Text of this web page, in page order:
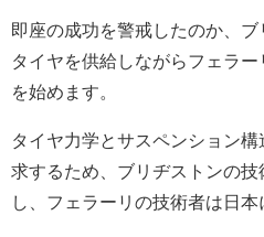
即座の成功を警戒したのか、
タイヤを供給しながらフェラ
を始めます。
タイヤ力学とサスペンション
求するため、ブリヂストンの
し、フェラーリの技術者は日本